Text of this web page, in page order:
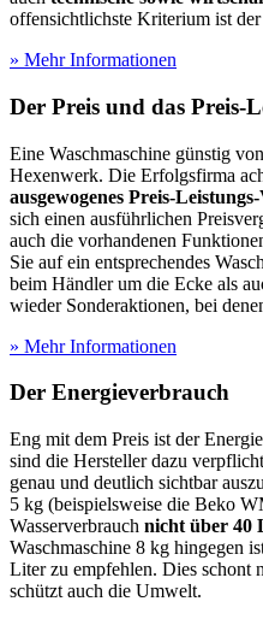
offensichtlichste Kriterium ist der
» Mehr Informationen
Der Preis und das Preis-
Eine Waschmaschine günstig
Hexenwerk. Die Erfolgsfirma
ausgewogenes Preis-
sich einen ausführlichen
auch die vorhandenen
Sie auf ein entsprechendes
beim Händler um die Ecke als
wieder Sonderaktionen, bei
» Mehr Informationen
Der Energieverbrauch
Eng mit dem Preis ist der
sind die Hersteller dazu
genau und deutlich sichtbar
5 kg (beispielsweise die Beko
Wasserverbrauch nicht über 40
Waschmaschine 8 kg hingegen
Liter zu empfehlen. Dies schont
schützt auch die Umwelt.